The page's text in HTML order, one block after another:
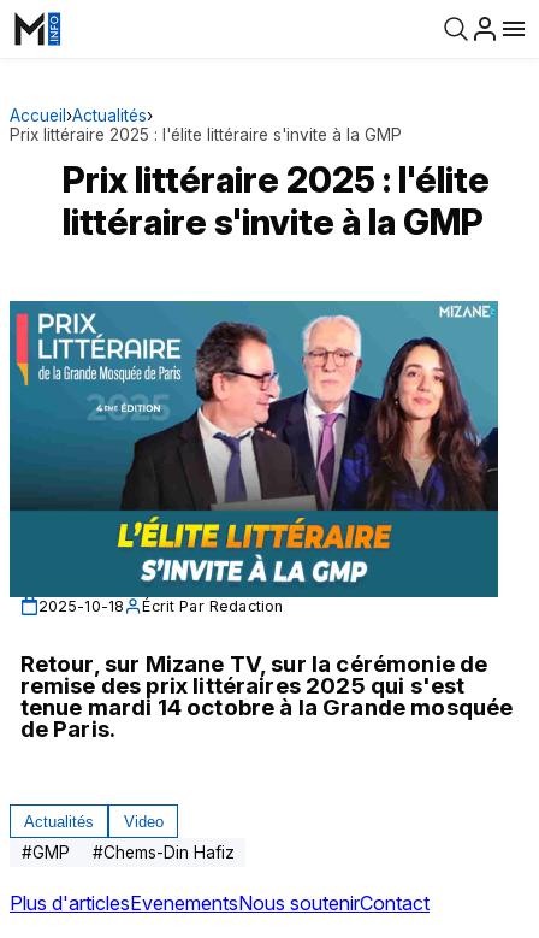
Accueil ›Actualités›
Prix littéraire 2025 : l'élite littéraire s'invite à la GMP
Prix littéraire 2025 : l'élite
littéraire s'invite à la GMP
2025-10-18 Écrit Par Redaction
Retour, sur Mizane TV, sur la cérémonie de
remise des prix littéraires 2025 qui s'est
tenue mardi 14 octobre à la Grande mosquée
de Paris.
Actualités Video
#GMP #Chems-Din Hafiz
Plus d'articlesEvenementsNous soutenirContact